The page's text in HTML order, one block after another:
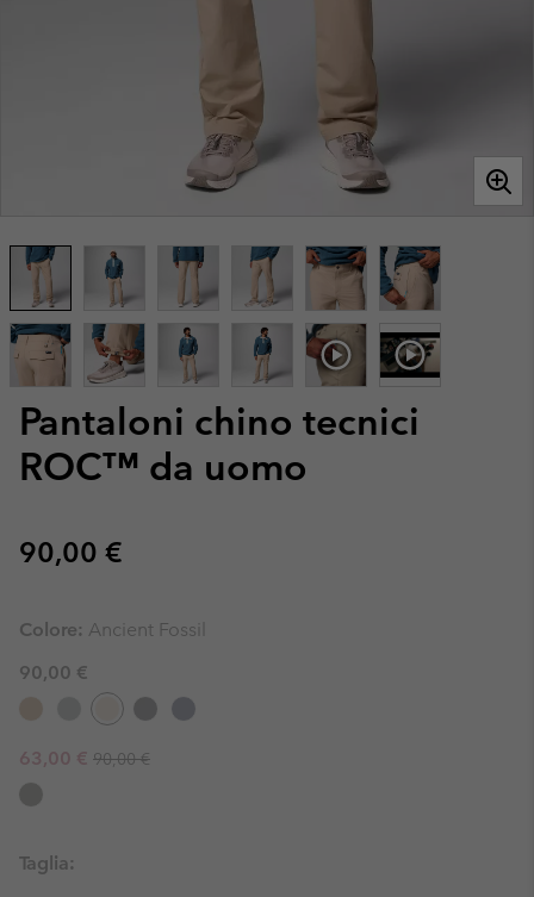
Pantaloni chino tecnici
ROC™ da uomo
Regular price:
90,00 €
Colore: Ancient Fossil
90,00 €
Sale price:
63,00 € Regular price:
90,00 €
Taglia: